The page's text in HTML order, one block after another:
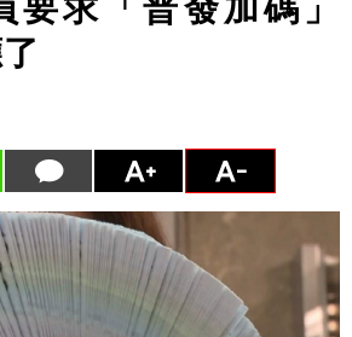
要求「普發加碼」